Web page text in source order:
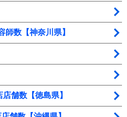
師数【神奈川県】
舗数【徳島県】